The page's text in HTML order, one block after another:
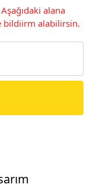
alana
bildiirm alabilirsin.